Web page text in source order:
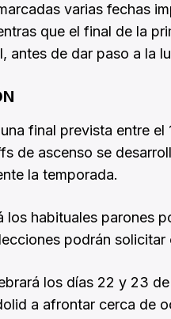
varias fechas
que el final de la
antes de dar paso a la
final prevista entre
de ascenso se
la temporada.
los habituales parones
podrán
los días 22 y 23
a afrontar cerca de